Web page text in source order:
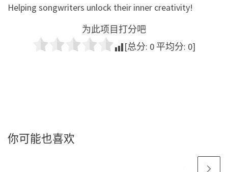
Helping songwriters unlock their inner creativity!
为此项目打分吧
[总分: 0 平均分: 0]
你可能也喜欢